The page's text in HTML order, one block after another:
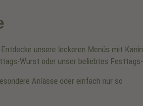
unsere leckeren Menüs mit
Wurst oder unser beliebtes
Anlässe oder einfach nur so